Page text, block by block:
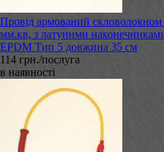
Провід армований скловолокном
мм.кв, з латуними
EPDM Тип 5 довжина 35 см
114 грн./послуга
в наявності